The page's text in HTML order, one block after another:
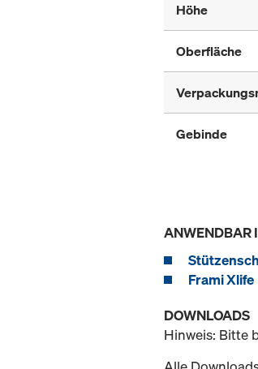
Höhe
Oberfläche
Gebinde
ANWENDBAR
Frami Xlife
DOWNLOADS
Hinweis: Bitte